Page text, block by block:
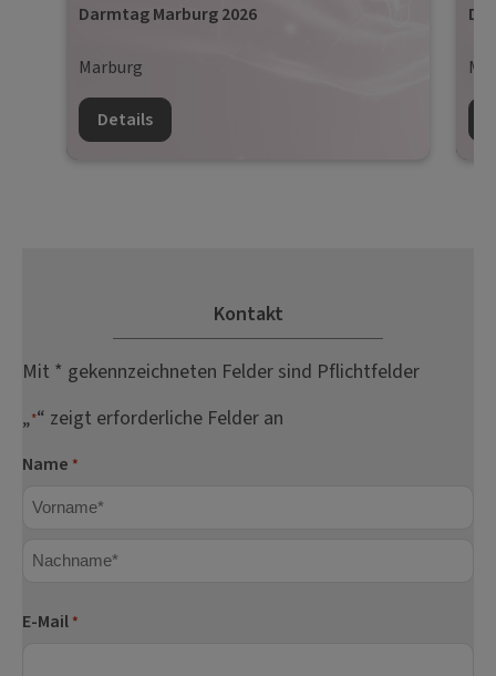
Darmtag Marburg 2026
Marburg
Details
Kontakt
Mit * gekennzeichneten Felder sind Pflichtfelder
„*“ zeigt erforderliche Felder an
Name *
E-Mail *